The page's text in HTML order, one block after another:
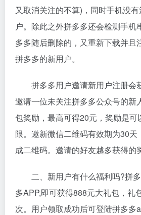
又取消关注的不算)，同时手机没
户。除此之外拼多多还会检测手机
多多随后删除的，又重新下载并且
拼多多的新用户。
拼多多用户邀请新用户注册会
邀请一位未关注拼多多公众号的新
包奖励，最高可得20元，奖励是可
限。邀新微信二维码有效期为30天
成二维码。邀请的好友越多获得的
二、新用户有什么福利吗?拼
多APP,即可获得888元大礼包，礼
次。用户领取成功后可登陆拼多多